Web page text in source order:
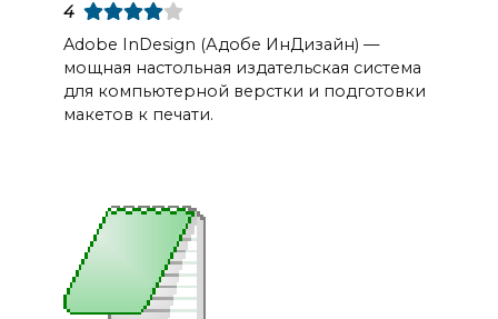
4
Adobe InDesign (Адобе ИнДизайн) —
мощная настольная издательская система
для компьютерной верстки и подготовки
макетов к печати.